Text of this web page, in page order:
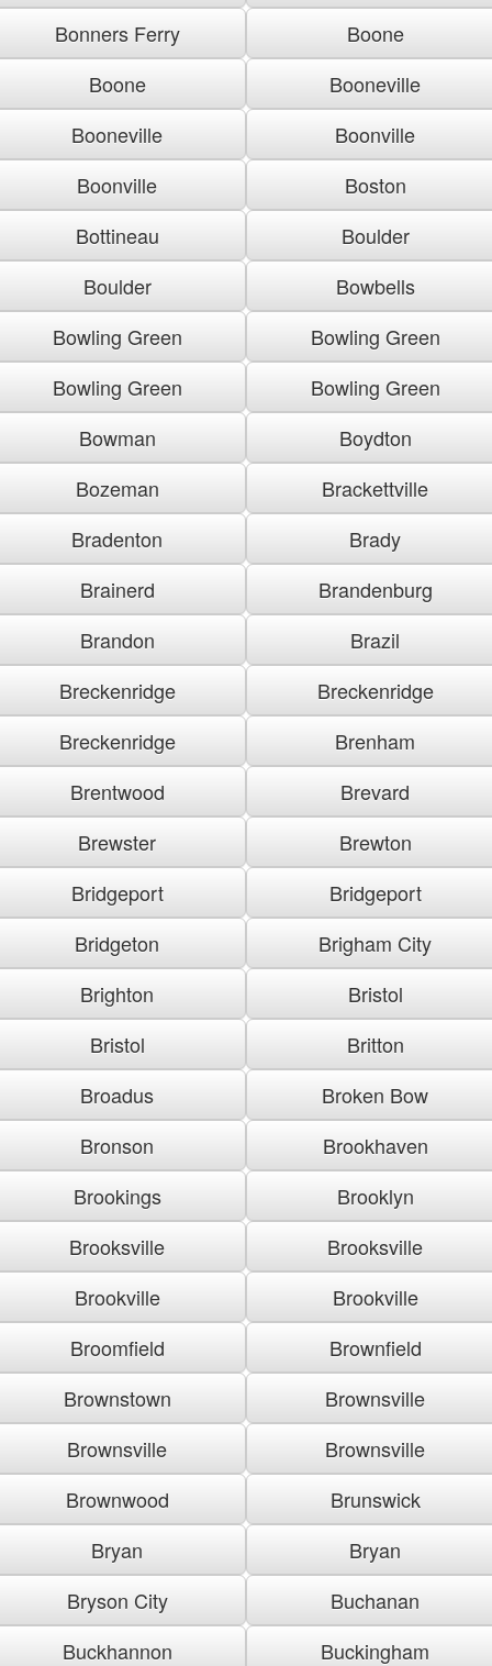
Bonners Ferry
Boone
Boone
Booneville
Booneville
Boonville
Boonville
Boston
Bottineau
Boulder
Boulder
Bowbells
Bowling Green
Bowling Green
Bowling Green
Bowling Green
Bowman
Boydton
Bozeman
Brackettville
Bradenton
Brady
Brainerd
Brandenburg
Brandon
Brazil
Breckenridge
Breckenridge
Breckenridge
Brenham
Brentwood
Brevard
Brewster
Brewton
Bridgeport
Bridgeport
Bridgeton
Brigham City
Brighton
Bristol
Bristol
Britton
Broadus
Broken Bow
Bronson
Brookhaven
Brookings
Brooklyn
Brooksville
Brooksville
Brookville
Brookville
Broomfield
Brownfield
Brownstown
Brownsville
Brownsville
Brownsville
Brownwood
Brunswick
Bryan
Bryan
Bryson City
Buchanan
Buckhannon
Buckingham